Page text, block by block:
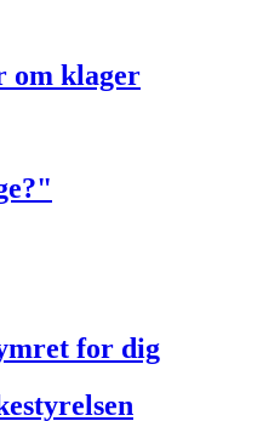
om klager
for dig